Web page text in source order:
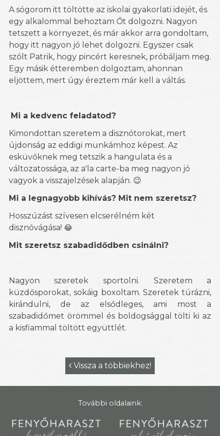
A sógorom itt töltötte az iskolai gyakorlati idejét, és
egy alkalommal behoztam Őt dolgozni. Nagyon
tetszett a környezet, és már akkor arra gondoltam,
hogy itt nagyon jó lehet dolgozni. Egyszer csak
szólt Patrik, hogy pincért keresnek, próbáljam meg.
Egy másik étteremben dolgoztam, ahonnan
eljöttem, mert úgy éreztem már kell a váltás.
Mi a kedvenc feladatod?
Kimondottan szeretem a disznótorokat, mert
újdonság az eddigi munkámhoz képest. Az
esküvőknek meg tetszik a hangulata és a
változatossága, az a'la carte-ba meg nagyon jó
vagyok a visszajelzések alapján. 😉
Mi a legnagyobb kihívás? Mit nem szeretsz?
Hosszúzást szívesen elcserélném két
disznóvágása! 😂
Mit szeretsz szabadidődben csinálni?
Nagyon szeretek sportolni. Szeretem a
küzdősporokat, sokáig boxoltam. Szeretek túrázni,
kirándulni, de az elsődleges, ami most a
szabadidőmet örömmel és boldogsággal tölti ki az
a kisfiammal töltött együttlét.
 Vissza a többiekhez!
További oldalaink: